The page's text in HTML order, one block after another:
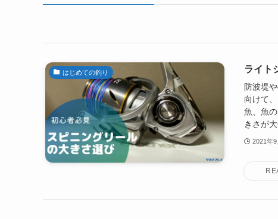
はじめての釣り ライト
防波堤
向けて
魚、魚
きさが
2021年9